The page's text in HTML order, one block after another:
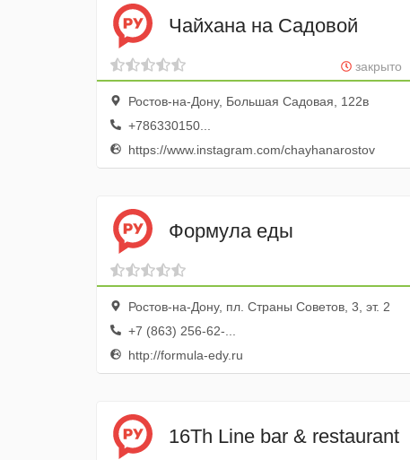
Чайхана на Садовой
закрыто
Ростов-на-Дону, Большая Садовая, 122в
+786330150...
https://www.instagram.com/chayhanarostov
Формула еды
Ростов-на-Дону, пл. Страны Советов, 3, эт. 2
+7 (863) 256-62-...
http://formula-edy.ru
16Th Line bar & restaurant